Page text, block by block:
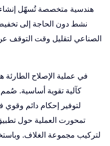
هندسية متخصصة تُسهّل
نشط دون الحاجة إلى تخفيض
الصناعي لتقليل وقت التوقف
في عملية الإصلاح الطارئة
لتوفير إحكام دائم وقوي
تمحورت العملية حول
لتركيب مجموعة الغلاف.